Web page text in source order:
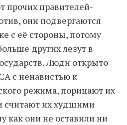
прочих правителей-
они подвергаются
с её стороны, потому
других лезут в
Люди открыто
с ненавистью к
режима, порицают их
считают их худшими
как они не оставили ни